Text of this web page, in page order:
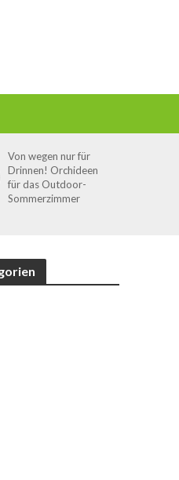
Von wegen nur für
Drinnen! Orchideen
für das Outdoor-
Sommerzimmer